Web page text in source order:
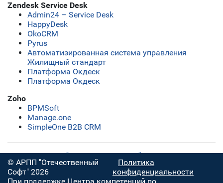
Zendesk Service Desk
Admin24 – Service Desk
HappyDesk
OkoCRM
Pyrus
Автоматизированная система управления
Жилищный стандарт
Платформа Окдеск
Платформа Окдеск
Zoho
BPMSoft
Manage.one
SimpleOne B2B CRM
Скачать полную таблицу
© АРПП "Отечественный
Софт" 2026
Политика
конфиденциальности